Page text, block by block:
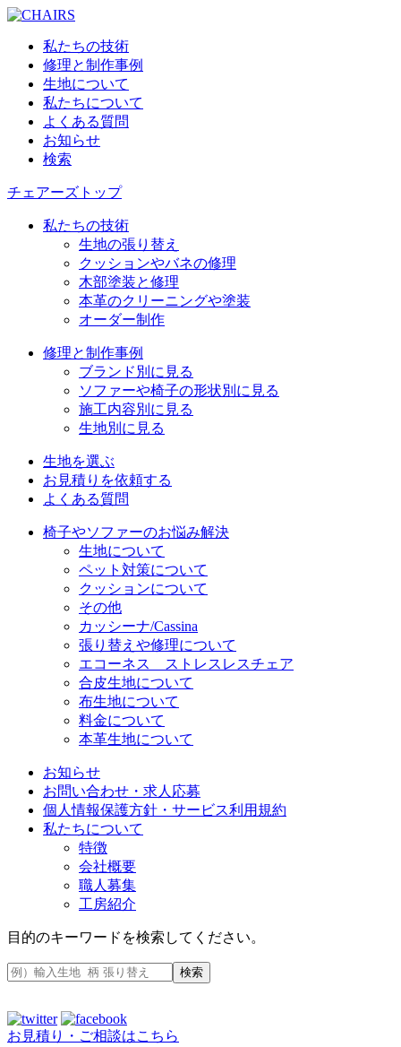
私たちの技術
修理と制作事例
生地について
私たちについて
よくある質問
お知らせ
検索
チェアーズトップ
私たちの技術
生地の張り替え
クッションやバネの修理
木部塗装と修理
本革のクリーニングや塗装
オーダー制作
修理と制作事例
ブランド別に見る
ソファーや椅子の形状別に見る
施工内容別に見る
生地別に見る
生地を選ぶ
お見積りを依頼する
よくある質問
椅子やソファーのお悩み解決
生地について
ペット対策について
クッションについて
その他
カッシーナ/Cassina
張り替えや修理について
エコーネス ストレスレスチェア
合皮生地について
布生地について
料金について
本革生地について
お知らせ
お問い合わせ・求人応募
個人情報保護方針・サービス利用規約
私たちについて
特徴
会社概要
職人募集
工房紹介
目的のキーワードを検索してください。
検索
お見積り・ご相談はこちら